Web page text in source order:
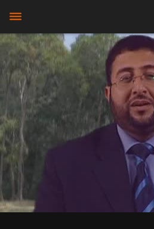
bars